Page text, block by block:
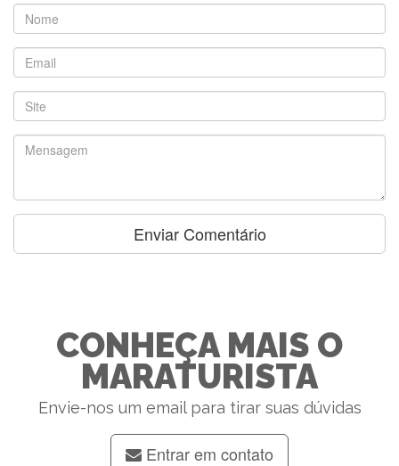
CONHEÇA MAIS O
MARATURISTA
Envie-nos um email para tirar suas dúvidas
Entrar em contato